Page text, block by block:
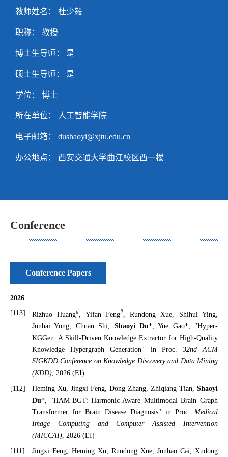
教师姓名： 杜少毅
职称： 教授
博士生导师： 是
硕士生导师： 是
学位： 博士
所在单位： 人工智能学院
电子邮箱： dushaoyi@xjtu.edu.cn
办公地点： 西安交通大学曲江校区西一楼
Conference
Conference Papers